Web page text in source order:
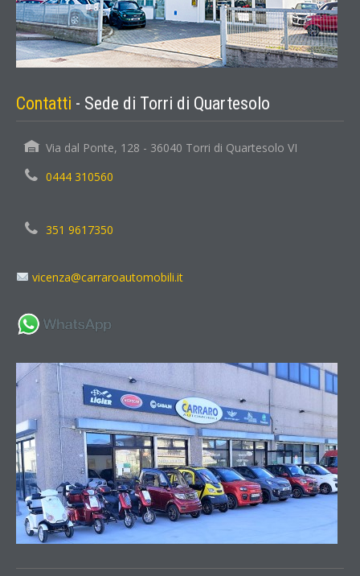
Contatti - Sede di Torri di Quartesolo
Via dal Ponte, 128 - 36040 Torri di Quartesolo VI
0444 310560
351 9617350
vicenza@carraroautomobili.it